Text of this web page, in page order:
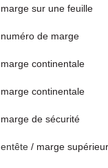
marge sur une feuille
numéro de marge
marge continentale
marge continentale
marge de sécurité
entête / marge